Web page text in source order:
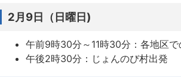
2月9日（日曜日)
午前9時30分～11時30分：各地区
午後2時30分：じょんのび村出発